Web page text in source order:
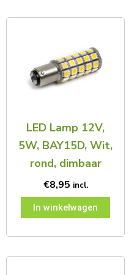
LED Lamp 12V,
5W, BAY15D, Wit,
rond, dimbaar
€8,95 incl.
In winkelwagen